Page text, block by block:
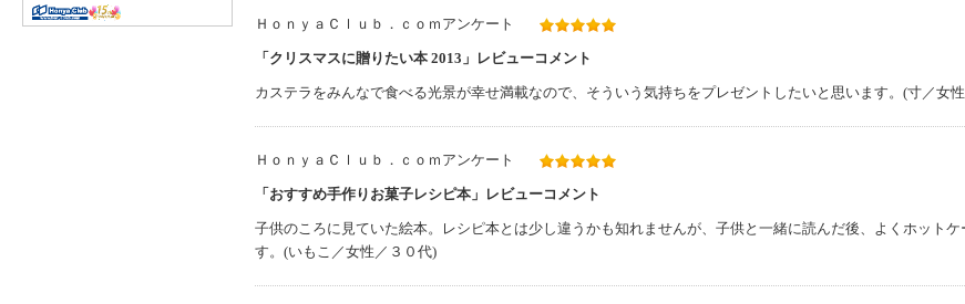
ＨｏｎｙａＣｌｕｂ．ｃｏｍアンケート
「クリスマスに贈りたい本 2013」レビューコメント
カステラをみんなで食べる光景が幸せ満載なので、そういう気持ちをプレゼントしたいと思います。(寸／女
ＨｏｎｙａＣｌｕｂ．ｃｏｍアンケート
「おすすめ手作りお菓子レシピ本」レビューコメント
子供のころに見ていた絵本。レシピ本とは少し違うかも知れませんが、子供と一緒に読んだ後、よくホットケ
す。(いもこ／女性／３０代)